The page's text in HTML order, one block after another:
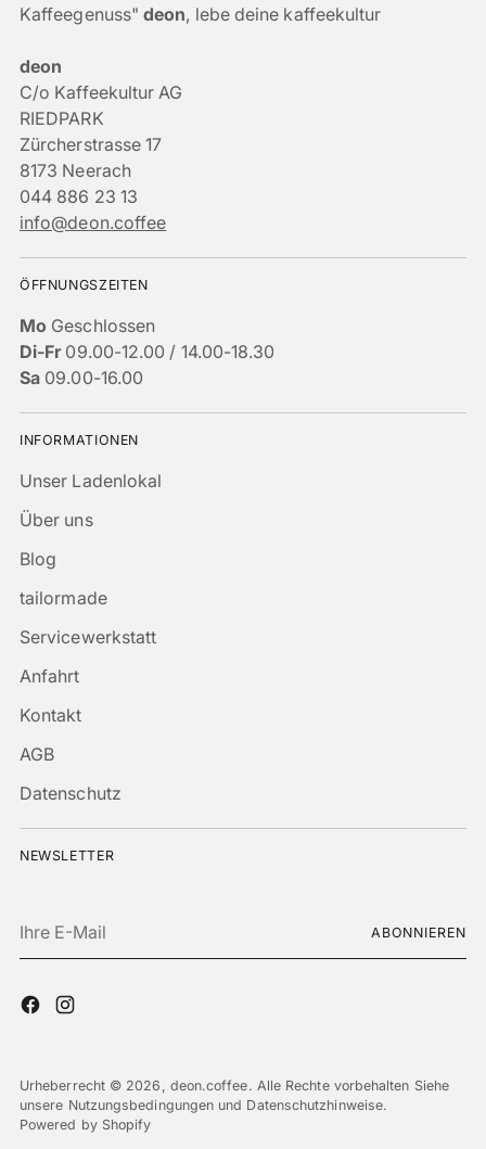
Kaffeegenuss"deon, lebe deine kaffeekultur
deon
C/o Kaffeekultur AG
RIEDPARK
Zürcherstrasse 17
8173 Neerach
044 886 23 13
info@deon.coffee
ÖFFNUNGSZEITEN
Mo Geschlossen
Di-Fr09.00-12.00 / 14.00-18.30
Sa 09.00-16.00
INFORMATIONEN
Unser Ladenlokal
Über uns
Blog
tailormade
Servicewerkstatt
Anfahrt
Kontakt
AGB
Datenschutz
NEWSLETTER
E-
ABONNIEREN
Urheberrecht © 2026, deon.coffee. Alle Rechte vorbehalten Siehe
unsere Nutzungsbedingungen und Datenschutzhinweise.
Powered by Shopify